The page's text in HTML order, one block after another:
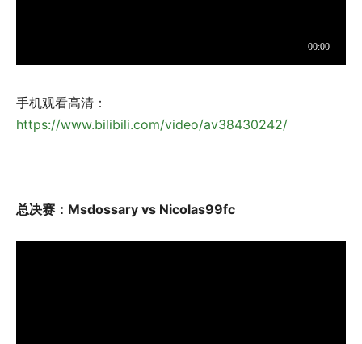
手机观看高清：
https://www.bilibili.com/video/av38430242/
总决赛：Msdossary vs Nicolas99fc